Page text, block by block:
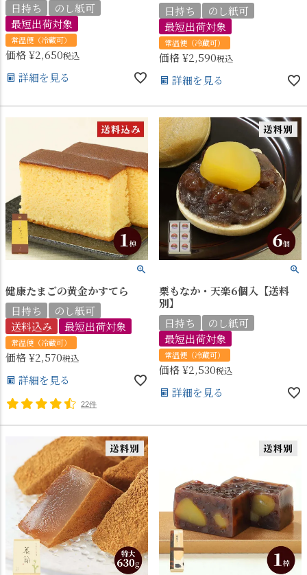
日持ち
のし紙可
最短出荷対象
常温便（冷蔵可）
価格¥2,650税込
詳細を見る
日持ち
のし紙可
最短出荷対象
常温便（冷蔵可）
価格¥2,590税込
詳細を見る
健康たまごの黄金かすてら
日持ち
のし紙可
送料込み
最短出荷対象
常温便（冷蔵可）
価格¥2,570税込
詳細を見る
22件
栗もなか・天楽6個入【送料
別】
日持ち
のし紙可
最短出荷対象
常温便（冷蔵可）
価格¥2,530税込
詳細を見る